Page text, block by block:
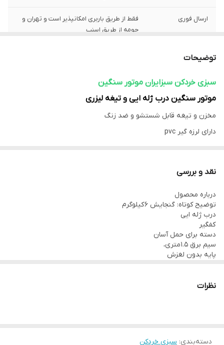
ارسال فوری
فقط از طریق باربری امکانپذیر است و تهران و
حومه از طریق اسنپ
جنس بدنه
جنس درب ژله ایی
❌نکته خیلی مهم❌
توضیحات
سبزی خردکن سبزایران موتور سنگین
موتور سنگین درب ژله ایی و تیغه لیزری
مخزن و تیغه قابل شستشو و ضد زنگ
دارای لرزه گیر pvc
طول سیم 1.5 متر
قیمت ،مشخصات و خرید سبزی خردکن سبزیران چهار گوش
نقد و بررسی
درباره محصول
توضیح کوتاه: گنجایش 6 کیلوگرم
درب ژله ایی
کفگیر
دسته برای حمل آسان
سیم برق 1.5 متری،
پایه بدون لغزش
فلزی تمام استیل با ضخامت بالاست که باعث افزایش طول عمر و حفظ
نظرات
دسته‌بندی: سبزی خردکن